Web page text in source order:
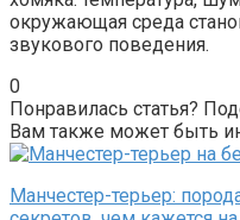
окружающая среда
звукового поведения.
0
Понравилась статья?
Вам также может быть
Манчестер-терьер: